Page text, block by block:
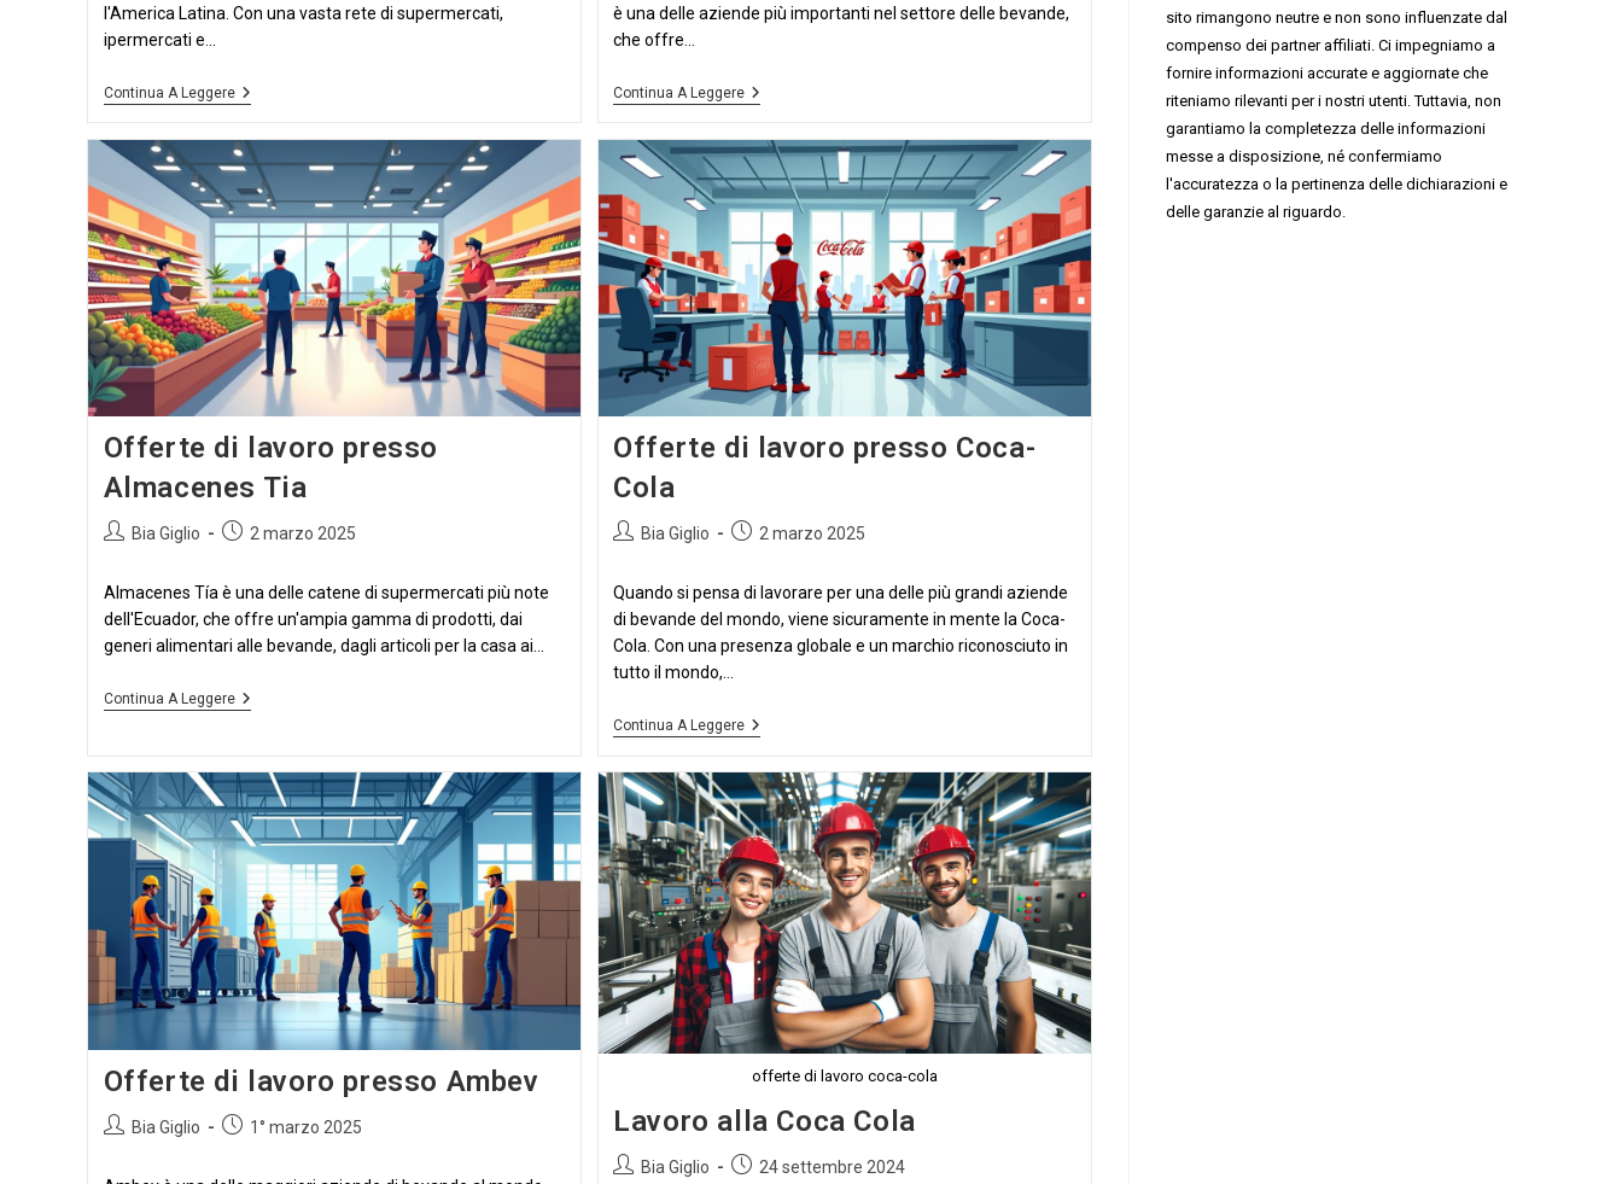
l'America Latina. Con una vasta rete di supermercati,
ipermercati e...
Continua A LeggereOfferte
Presso
Corporación
Favorita
è una delle aziende più importanti nel settore delle bevande,
che offre...
Continua A LeggereOfferte
Presso
CERVECERIA
NACIONAL
Offerte di lavoro presso
Almacenes Tia
AutoreBia Giglio
Articolo2 marzo 2025
Almacenes Tía è una delle catene di supermercati più note
dell'Ecuador, che offre un'ampia gamma di prodotti, dai
generi alimentari alle bevande, dagli articoli per la casa ai...
Continua A LeggereOfferte
Almacenes
Tia
Offerte di lavoro presso Coca-
Cola
AutoreBia Giglio
Articolo2 marzo 2025
Quando si pensa di lavorare per una delle più grandi aziende
di bevande del mondo, viene sicuramente in mente la Coca-
Cola. Con una presenza globale e un marchio riconosciuto in
tutto il mondo,...
Continua A LeggereOfferte
Presso
Coca-
Cola
Offerte di lavoro presso Ambev
AutoreBia Giglio
Articolo1° marzo 2025
offerte di lavoro coca-cola
Lavoro alla Coca Cola
AutoreBia Giglio
Articolo24 settembre 2024
sito rimangono neutre e non sono influenzate dal
compenso dei partner affiliati. Ci impegniamo a
fornire informazioni accurate e aggiornate che
riteniamo rilevanti per i nostri utenti. Tuttavia, non
garantiamo la completezza delle informazioni
messe a disposizione, né confermiamo
l'accuratezza o la pertinenza delle dichiarazioni e
delle garanzie al riguardo.